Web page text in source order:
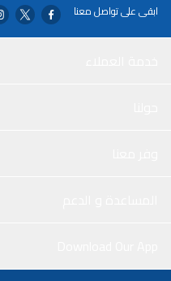
ابقى على تواصل معنا